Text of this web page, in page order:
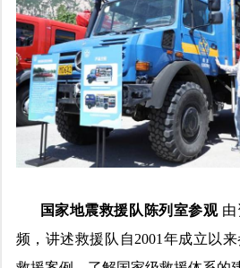
国家地震救援队陈列室参观由
频，讲述救援队自2001年成立以